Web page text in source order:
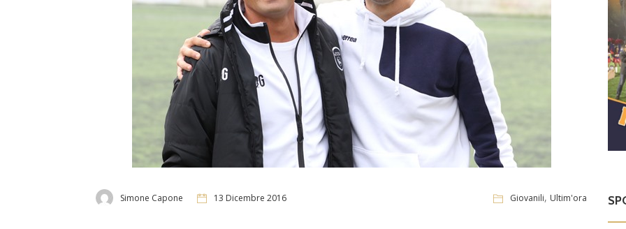
Simone Capone 13 Dicembre 2016 Giovanili, Ultim'ora